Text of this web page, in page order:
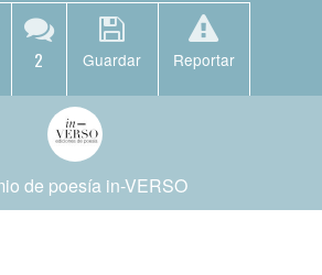
2 Guardar Reportar
de poesía in-VERSO